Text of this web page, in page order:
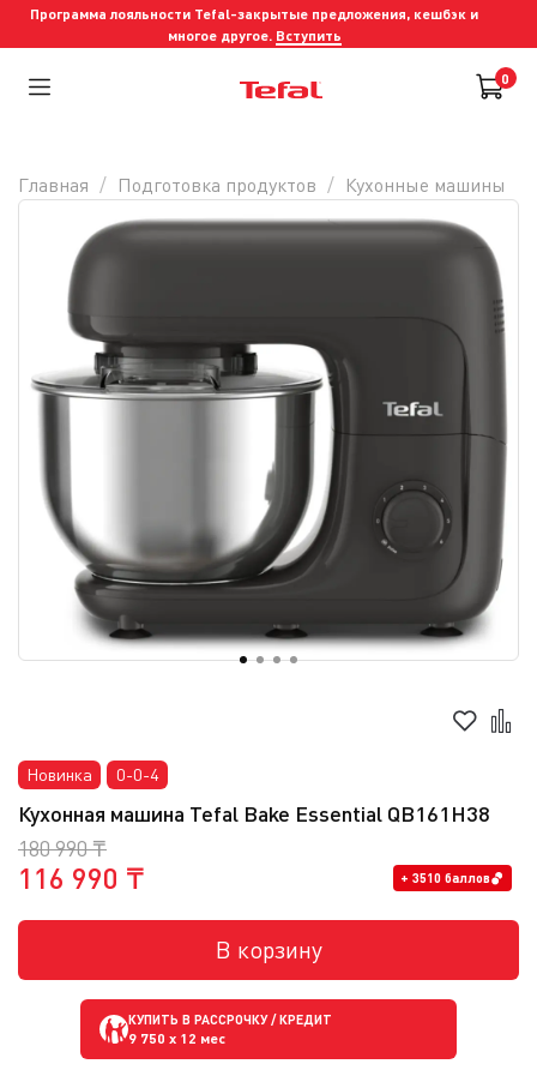
Программа лояльности Tefal-закрытые предложения, кешбэк и
многое другое. Вступить
0
Новинка 0-0-4
Кухонная машина Tefal Bake Essential QB161H38
180 990 ₸
116 990 ₸ + 3510 баллов
В корзину
КУПИТЬ В РАССРОЧКУ / КРЕДИТ
9 750 x 12 мес
Главная Подготовка продуктов Кухонные машины